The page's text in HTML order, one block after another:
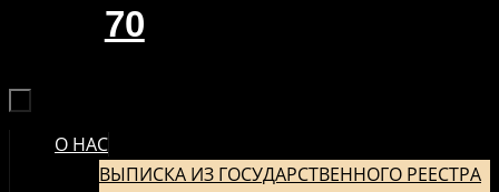
70
ПЕРЕЙТИ
О НАС
ВЫПИСКА ИЗ ГОСУДАРСТВЕННОГО РЕЕСТРА